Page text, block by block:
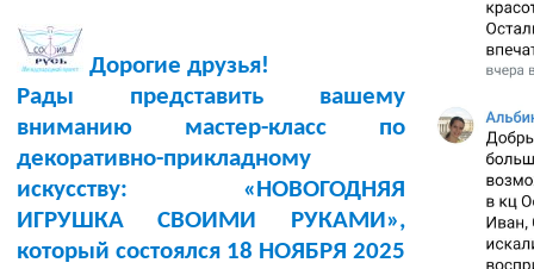
Дорогие друзья!
Рады представить вашему
вниманию мастер-класс по
декоративно-прикладному
искусству: «НОВОГОДНЯЯ
ИГРУШКА СВОИМИ РУКАМИ»,
который состоялся 18 НОЯБРЯ 2025